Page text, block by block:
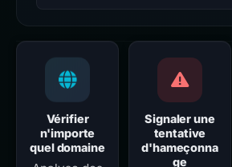
Vérifier
n'importe
quel domaine
Signaler une
tentative
d'hameçonna
ge